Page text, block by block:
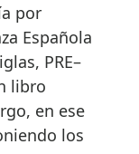
por
Española
PRE–
libro
en ese
los